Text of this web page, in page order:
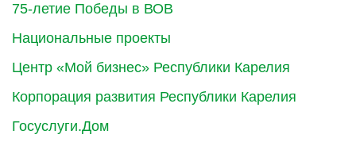
75-летие Победы в ВОВ
Национальные проекты
Центр «Мой бизнес» Республики Карелия
Корпорация развития Республики Карелия
Госуслуги.Дом